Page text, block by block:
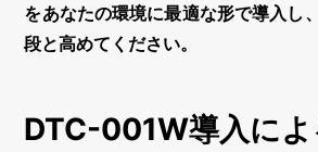
をあなたの環境に最適な形で導入し
段と高めてください。
DTC-001W導入によ